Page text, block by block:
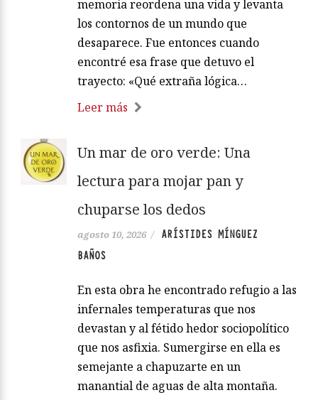
memoria reordena una vida y levanta
los contornos de un mundo que
desaparece. Fue entonces cuando
encontré esa frase que detuvo el
trayecto: «Qué extraña lógica…
Leer más
Un mar de oro verde: Una
lectura para mojar pan y
chuparse los dedos
agosto 10, 2026 /
ARÍSTIDES MÍNGUEZ
BAÑOS
En esta obra he encontrado refugio a las
infernales temperaturas que nos
devastan y al fétido hedor sociopolítico
que nos asfixia. Sumergirse en ella es
semejante a chapuzarte en un
manantial de aguas de alta montaña.